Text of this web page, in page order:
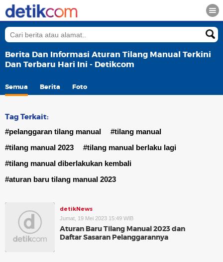
Berita Dan Informasi Aturan Tilang Manual Terkini
Dan Terbaru Hari Ini - Detikcom
Semua Berita Foto
Tag Terkait:
#pelanggaran tilang manual
#tilang manual
#tilang manual 2023
#tilang manual berlaku lagi
#tilang manual diberlakukan kembali
#aturan baru tilang manual 2023
detikNews
Jumat, 19 Mei 2023 15:49 WIB
Aturan Baru Tilang Manual 2023 dan
Daftar Sasaran Pelanggarannya